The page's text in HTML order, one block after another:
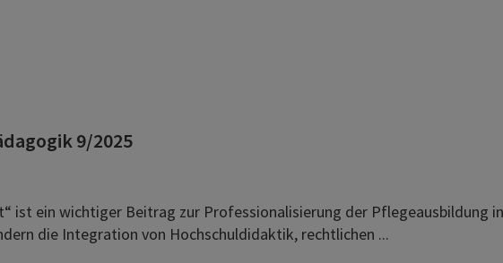
9/2025
ist ein wichtiger Beitrag zur Professionalisierung der Pflegeausbildung
die Integration von Hochschuldidaktik, rechtlichen ...